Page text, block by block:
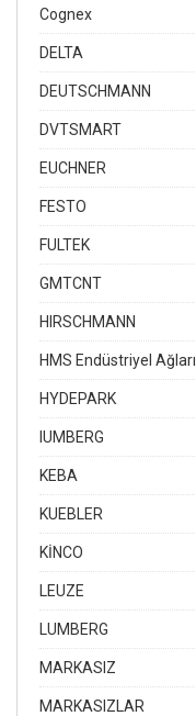
Cognex
DELTA
DEUTSCHMANN
DVTSMART
EUCHNER
FESTO
FULTEK
GMTCNT
HIRSCHMANN
HMS Endüstriyel Ağları
HYDEPARK
IUMBERG
KEBA
KUEBLER
KİNCO
LEUZE
LUMBERG
MARKASIZ
MARKASIZLAR